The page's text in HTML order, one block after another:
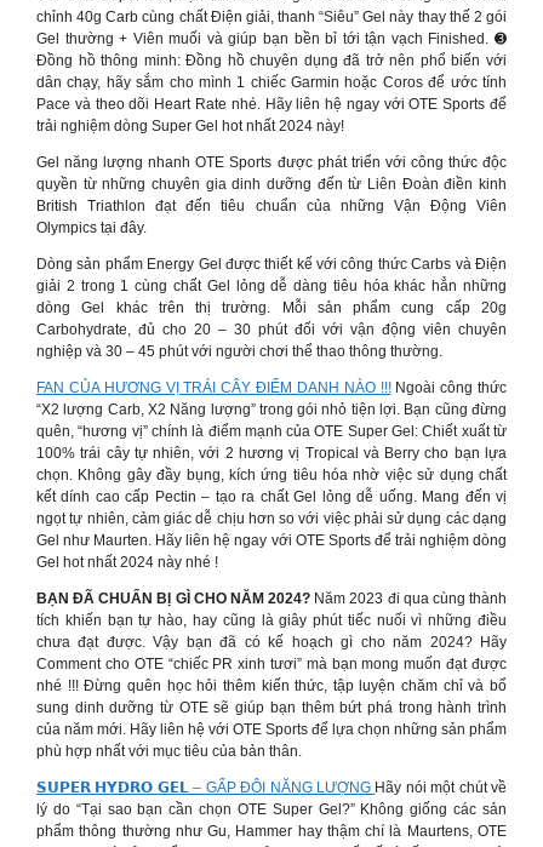
chỉnh 40g Carb cùng chất Điện giải, thanh “Siêu” Gel này thay thế 2 gói
Gel thường + Viên muối và giúp bạn bền bỉ tới tận vạch Finished. ➌
Đồng hồ thông minh: Đồng hồ chuyên dụng đã trở nên phổ biến với
dân chạy, hãy sắm cho mình 1 chiếc Garmin hoặc Coros để ước tính
Pace và theo dõi Heart Rate nhé. Hãy liên hệ ngay với OTE Sports để
trải nghiệm dòng Super Gel hot nhất 2024 này!
Gel năng lượng nhanh OTE Sports được phát triển với công thức độc
quyền từ những chuyên gia dinh dưỡng đến từ Liên Đoàn điền kinh
British Triathlon đạt đến tiêu chuẩn của những Vận Động Viên
Olympics tại đây.
Dòng sản phẩm Energy Gel được thiết kế với công thức Carbs và Điện
giải 2 trong 1 cùng chất Gel lỏng dễ dàng tiêu hóa khác hẳn những
dòng Gel khác trên thị trường. Mỗi sản phẩm cung cấp 20g
Carbohydrate, đủ cho 20 – 30 phút đối với vận động viên chuyên
nghiệp và 30 – 45 phút với người chơi thể thao thông thường.
FAN CỦA HƯƠNG VỊ TRÁI CÂY ĐIỂM DANH NÀO !!!Ngoài công thức
“X2 lượng Carb, X2 Năng lượng” trong gói nhỏ tiện lợi. Bạn cũng đừng
quên, “hương vị” chính là điểm mạnh của OTE Super Gel: Chiết xuất từ
100% trái cây tự nhiên, với 2 hương vị Tropical và Berry cho bạn lựa
chọn. Không gây đầy bụng, kích ứng tiêu hóa nhờ việc sử dụng chất
kết dính cao cấp Pectin – tạo ra chất Gel lỏng dễ uống. Mang đến vị
ngọt tự nhiên, cảm giác dễ chịu hơn so với việc phải sử dụng các dạng
Gel như Maurten. Hãy liên hệ ngay với OTE Sports để trải nghiệm dòng
Gel hot nhất 2024 này nhé !
BẠN ĐÃ CHUẨN BỊ GÌ CHO NĂM 2024? Năm 2023 đi qua cùng thành
tích khiến bạn tự hào, hay cũng là giây phút tiếc nuối vì những điều
chưa đạt được. Vậy bạn đã có kế hoạch gì cho năm 2024? Hãy
Comment cho OTE “chiếc PR xinh tươi” mà bạn mong muốn đạt được
nhé !!! Đừng quên học hỏi thêm kiến thức, tập luyện chăm chỉ và bổ
sung dinh dưỡng từ OTE sẽ giúp bạn thêm bứt phá trong hành trình
của năm mới. Hãy liên hệ với OTE Sports để lựa chọn những sản phẩm
phù hợp nhất với mục tiêu của bản thân.
𝗦𝗨𝗣𝗘𝗥 𝗛𝗬𝗗𝗥𝗢 𝗚𝗘𝗟 – GẤP ĐÔI NĂNG LƯỢNG Hãy nói một chút về
lý do “Tại sao bạn cần chọn OTE Super Gel?” Không giống các sản
phẩm thông thường như Gu, Hammer hay thậm chí là Maurtens, OTE